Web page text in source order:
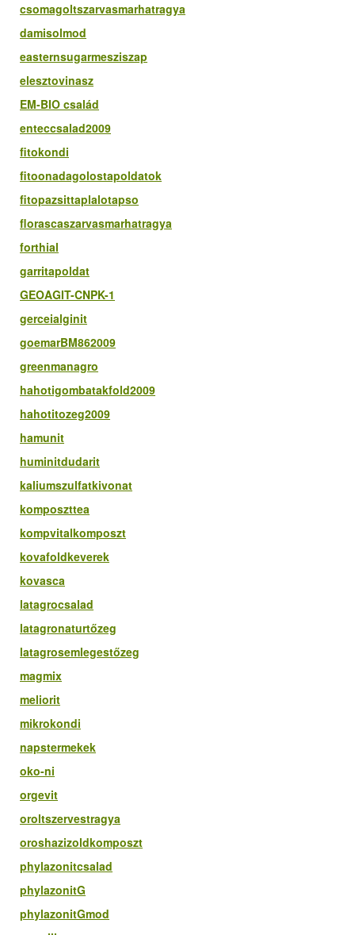
csomagoltszarvasmarhatragya
damisolmod
easternsugarmesziszap
elesztovinasz
EM-BIO család
enteccsalad2009
fitokondi
fitoonadagolostapoldatok
fitopazsittaplalotapso
florascaszarvasmarhatragya
forthial
garritapoldat
GEOAGIT-CNPK-1
gerceialginit
goemarBM862009
greenmanagro
hahotigombatakfold2009
hahotitozeg2009
hamunit
huminitdudarit
kaliumszulfatkivonat
komposzttea
kompvitalkomposzt
kovafoldkeverek
kovasca
latagrocsalad
latagronaturtőzeg
latagrosemlegestőzeg
magmix
meliorit
mikrokondi
napstermekek
oko-ni
orgevit
oroltszervestragya
oroshazizoldkomposzt
phylazonitcsalad
phylazonitG
phylazonitGmod